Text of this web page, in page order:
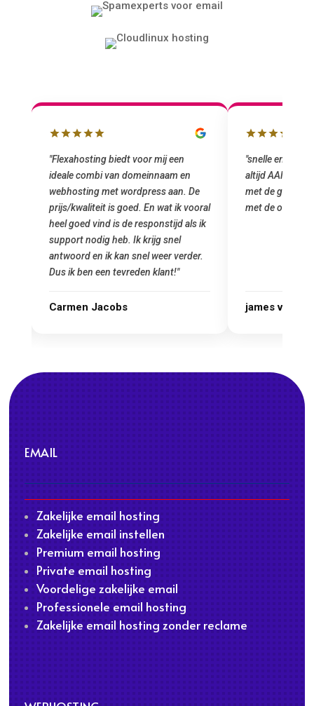
"snelle en vriendelijke service. staat
altijd AAN (: fijne prijzen vergeleken
met de grote jongens en dus nu al blij
met de overstap!"
james van oranje
"Top service. Ik
het installeren
was meteen
gemaakt. Top
Marcel Thijs
EMAIL
Zakelijke email hosting
Zakelijke email instellen
Premium email hosting
Private email hosting
Voordelige zakelijke email
Professionele email hosting
Zakelijke email hosting zonder reclame